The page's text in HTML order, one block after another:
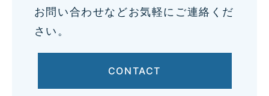
お問い合わせなどお気軽にご連絡くだ
さい。
CONTACT